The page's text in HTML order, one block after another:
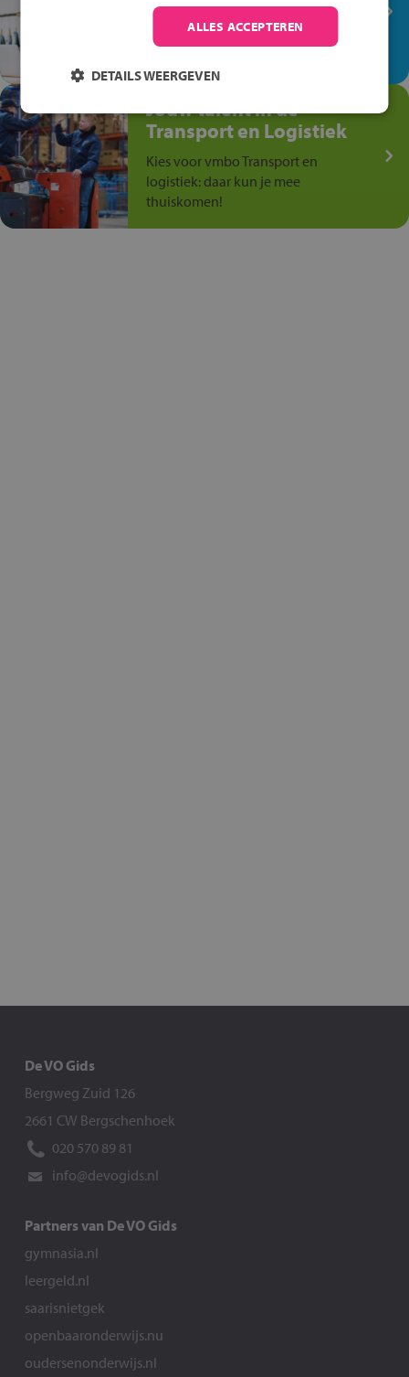
Ontdek via het vmbo jouw talent
op de winkelvloer, waar elke dag
Jouw talent in de
Transport en Logistiek
Kies voor vmbo Transport en
logistiek: daar kun je mee
thuiskomen!
De VO Gids
Bergweg Zuid 126
2661 CW Bergschenhoek
020 570 89 81
info@devogids.nl
Partners van De VO Gids
gymnasia.nl
leergeld.nl
saarisnietgek
openbaaronderwijs.nu
oudersenonderwijs.nl
ALLES ACCEPTEREN
DETAILS WEERGEVEN